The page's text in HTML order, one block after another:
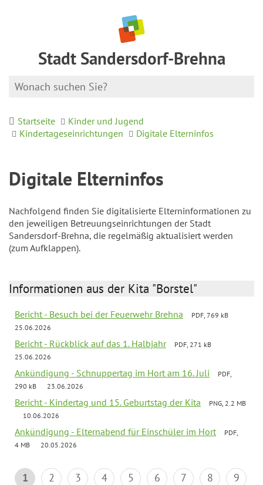
Stadt Sandersdorf-Brehna
Startseite
Kinder und Jugend
Kindertageseinrichtungen
Digitale Elterninfos
Digitale Elterninfos
Nachfolgend finden Sie digitalisierte Elterninformationen zu
den jeweiligen Betreuungseinrichtungen der Stadt
Sandersdorf-Brehna, die regelmäßig aktualisiert werden
(zum Aufklappen).
Informationen aus der Kita "Borstel"
Bericht - Besuch bei der Feuerwehr Brehna
PDF, 769 kB
25.06.2026
Bericht - Rückblick auf das 1. Halbjahr
PDF, 271 kB
25.06.2026
Ankündigung - Schnuppertag im Hort am 16. Juli
PDF,
290 kB
23.06.2026
Bericht - Kindertag und 15. Geburtstag der Kita
PNG, 2.2 MB
10.06.2026
Ankündigung - Elternabend für Einschüler im Hort
PDF,
4 MB
20.05.2026
1 2 3 4 5 6 7 8
9